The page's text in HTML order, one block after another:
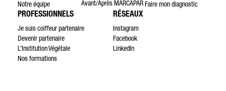
Notre équipe
Avant/Après MARCAPAR Faire mon diagnostic
PROFESSIONNELS
Je suis coiffeur partenaire
Devenir partenaire
L’Institution Végétale
Nos formations
RÉSEAUX
Instagram
Facebook
LinkedIn